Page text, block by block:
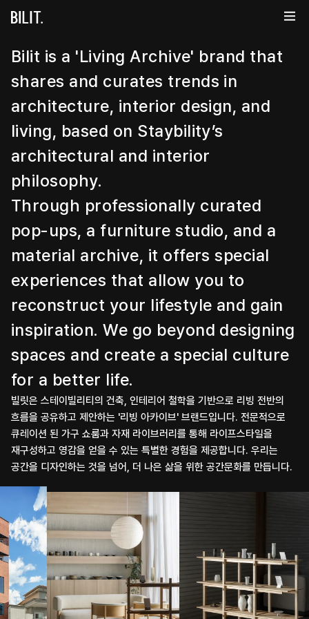
Bilit is a 'Living Archive' brand that
shares and curates trends in
architecture, interior design, and
living, based on Staybility’s
architectural and interior
philosophy.
Through professionally curated
pop-ups, a furniture studio, and a
material archive, it offers special
experiences that allow you to
reconstruct your lifestyle and gain
inspiration. We go beyond designing
spaces and create a special culture
for a better life.
빌릿은 스테이빌리티의 건축, 인테리어 철학을 기반으로 리빙 전반의
흐름을 공유하고 제안하는 '리빙 아카이브' 브랜드입니다. 전문적으로
큐레이션 된 가구 쇼룸과 자재 라이브러리를 통해 라이프스타일을
재구성하고 영감을 얻을 수 있는 특별한 경험을 제공합니다. 우리는
공간을 디자인하는 것을 넘어, 더 나은 삶을 위한 공간문화를 만듭니다.